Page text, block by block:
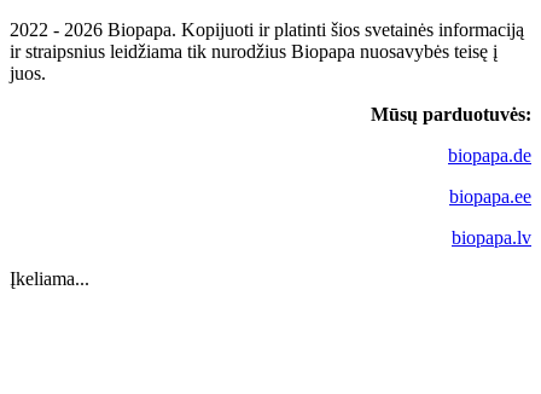
2022 - 2026 Biopapa. Kopijuoti ir platinti šios svetainės informaciją
ir straipsnius leidžiama tik nurodžius Biopapa nuosavybės teisę į
juos.
Mūsų parduotuvės:
biopapa.de
biopapa.ee
biopapa.lv
Įkeliama...